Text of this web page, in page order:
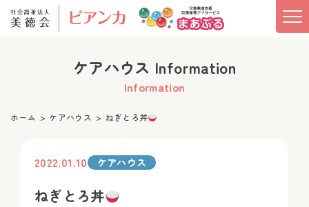
ケアハウス Information
Information
ホーム ケアハウス ねぎとろ丼
2022.01.10 ケアハウス
ねぎとろ丼